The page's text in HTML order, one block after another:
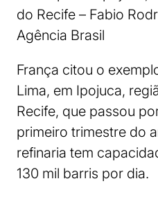
do Recife – Fabio
Agência Brasil
França citou o
Lima, em Ipojuca,
Recife, que passou
primeiro trimestre do
refinaria tem
130 mil barris por dia.